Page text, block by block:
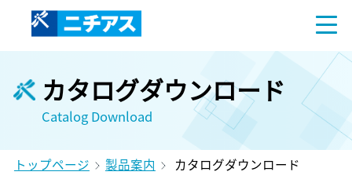
カタログダウンロード
Catalog Download
トップページ 製品案内 カタログダウンロード